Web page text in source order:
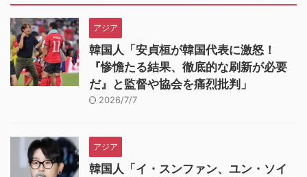
アジア
韓国人「安貞桓が韓国代表に激怒！
『惨憺たる結果、徹底的な刷新が必要
だ』と監督や協会を痛烈批判」
2026/7/7
アジア
韓国人「イ・スンファン、ユン・ソイ